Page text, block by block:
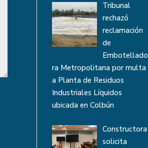
Tribunal
rechazó
reclamación
de
Embotellado
ra Metropolitana por multa
a Planta de Residuos
Industriales Líquidos
ubicada en Colbún
Constructora
solicita